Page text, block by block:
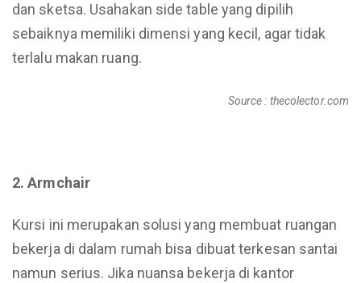
dan sketsa. Usahakan side table yang dipilih
sebaiknya memiliki dimensi yang kecil, agar tidak
terlalu makan ruang.
Source : thecolector.com
2. Armchair
Kursi ini merupakan solusi yang membuat ruangan
bekerja di dalam rumah bisa dibuat terkesan santai
namun serius. Jika nuansa bekerja di kantor